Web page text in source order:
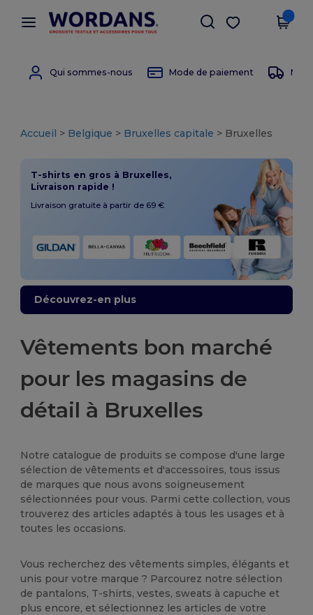
× Appli Wordans
Meilleurs prix sur l’app !
Obtenir l'appli
Qui sommes-nous Mode de paiement
Accueil > Belgique > Bruxelles capitale > Bruxelles
T-shirts en gros à Bruxelles,
Livraison rapide !
Livraison gratuite à partir de 69 €
Découvrez-en plus
Vêtements bon marché
pour les magasins de
détail à Bruxelles
Notre catalogue de produits se compose d'une large
sélection de vêtements et d'accessoires, tous issus
de marques que nous avons soigneusement
sélectionnées pour vous. Parmi cette collection, vous
trouverez des articles adaptés à tous les usages et à
toutes les occasions.
Vous recherchez des vêtements simples, élégants et
unis pour votre marque ? Parcourez notre sélection
de pantalons, T-shirts, vestes, sweats à capuche et
plus encore, et sélectionnez les articles de votre